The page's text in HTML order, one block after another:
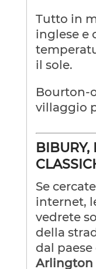
Tutto in
inglese e
il sole.
Bourton-
villaggio
BIBURY,
Se
internet,
vedrete
della
dal
Arlington